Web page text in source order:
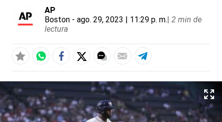
AP
Boston - ago. 29, 2023 | 11:29 p. m.| 2 min de
lectura